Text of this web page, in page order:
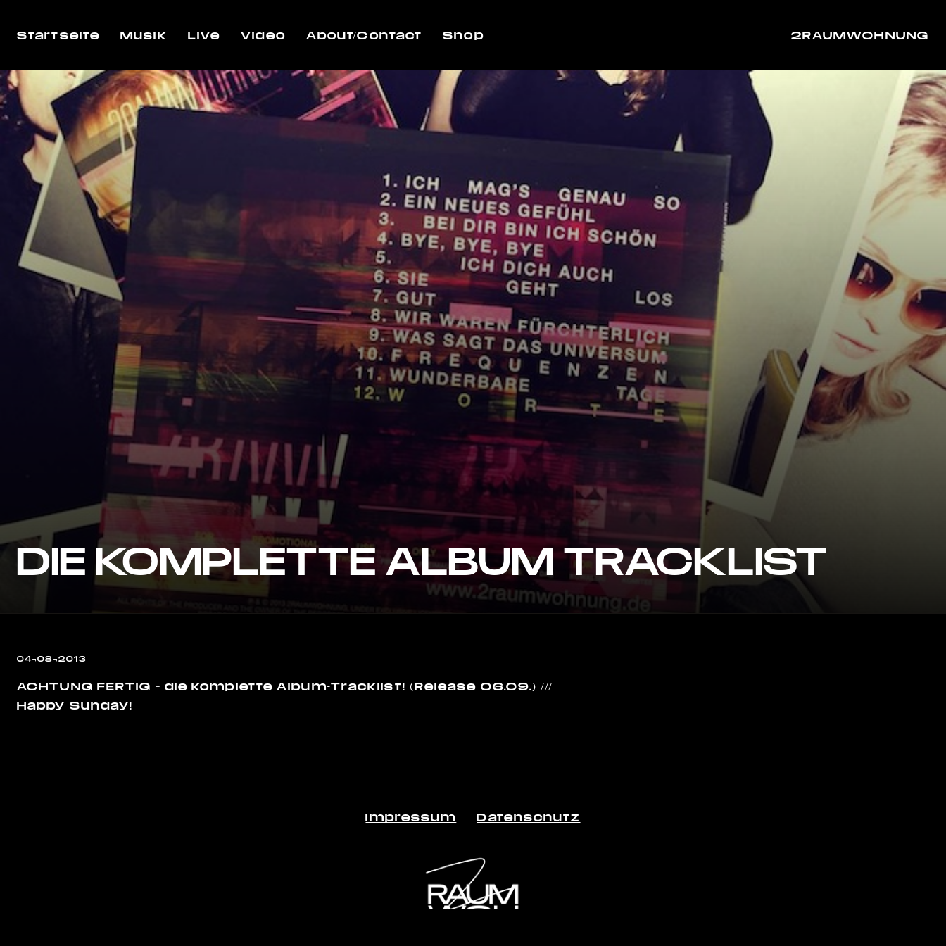
Startseite Musik Live Video About/Contact Shop 2RAUMWOHNUNG
DIE KOMPLETTE ALBUM TRACKLIST
04¬08¬2013
ACHTUNG FERTIG – die komplette Album-Tracklist! (Release 06.09.) ///
Happy Sunday!
Impressum Datenschutz